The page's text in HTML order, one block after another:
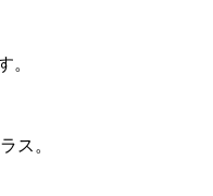
ス。